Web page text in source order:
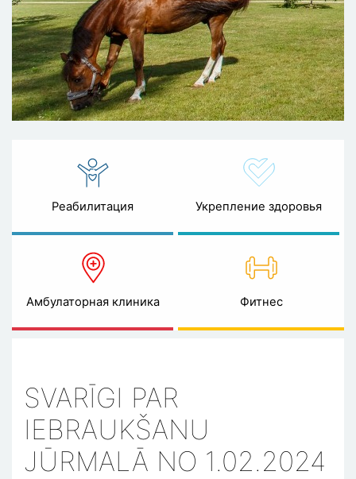
Реабилитация Укрепление здоровья
Амбулаторная клиника Фитнес
SVARĪGI PAR
IEBRAUKŠANU
JŪRMALĀ NO 1.02.2024